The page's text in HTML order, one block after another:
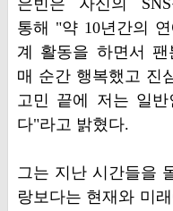
은빈은 자신의 SNS
통해 "약 10년간의 연
계 활동을 하면서 팬
매 순간 행복했고 진
고민 끝에 저는 일
다"라고 밝혔다.
그는 지난 시간들을
랑보다는 현재와 미